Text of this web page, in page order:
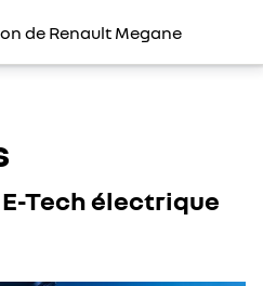
de Renault Megane
Tech électrique